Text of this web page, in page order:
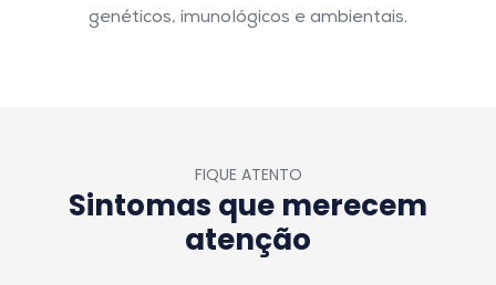
genéticos, imunológicos e ambientais.
FIQUE ATENTO
Sintomas que merecem
atenção